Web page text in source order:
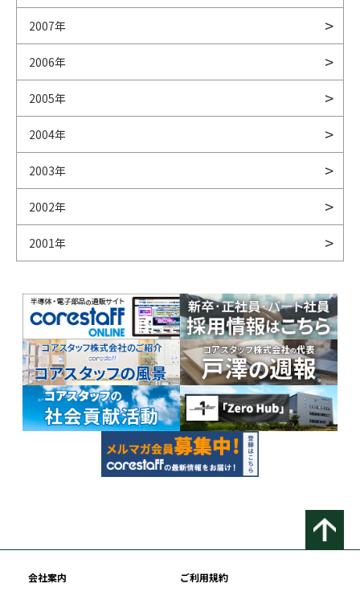
2007年
2006年
2005年
2004年
2003年
2002年
2001年
会社案内
ご利用規約